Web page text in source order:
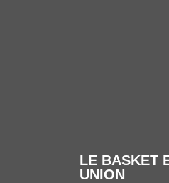
LE BASKET
UNION